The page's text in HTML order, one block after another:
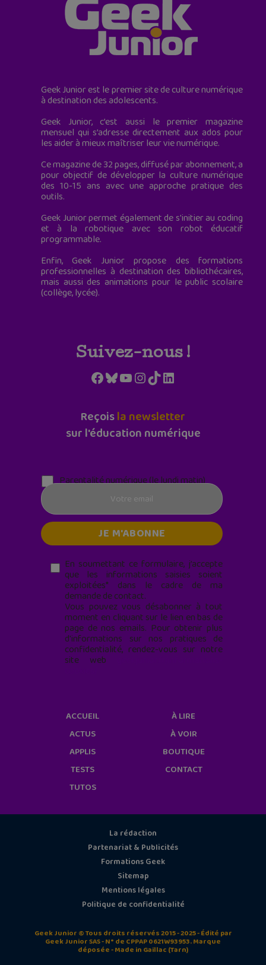
Geek Junior est le premier site de culture numérique
à destination des adolescents.
Geek Junior, c’est aussi le premier magazine
mensuel qui s’adresse directement aux ados pour
les aider à mieux maîtriser leur vie numérique.
Ce magazine de 32 pages, diffusé par abonnement, a
pour objectif de développer la culture numérique
des 10-15 ans avec une approche pratique des
outils.
Geek Junior permet également de s'initier au coding
et à la robotique avec son robot éducatif
programmable.
Enfin, Geek Junior propose des formations
professionnelles à destination des bibliothécaires,
mais aussi des animations pour le public scolaire
(collège, lycée).
Suivez-nous !
Facebook
Bluesky
YouTube
Instagram
TikTokLinkedIn
Reçoisla newsletter
sur l'éducation numérique
Parentalité numérique (le lundi matin)
En soumettant ce formulaire, j’accepte
que les informations saisies soient
exploitées* dans le cadre de ma
demande de contact.
Vous pouvez vous désabonner à tout
moment en cliquant sur le lien en bas de
page de nos emails. Pour obtenir plus
d'informations sur nos pratiques de
confidentialité, rendez-vous sur notre
site web
ACCUEIL
ACTUS
APPLIS
TESTS
TUTOS
À LIRE
À VOIR
BOUTIQUE
CONTACT
La rédaction
Partenariat & Publicités
Formations Geek
Sitemap
Mentions légales
Politique de confidentialité
Geek Junior © Tous droits réservés 2015 - 2025 - Édité par
Geek Junior SAS - N° de CPPAP 0621W93953. Marque
déposée - Made in Gaillac (Tarn)